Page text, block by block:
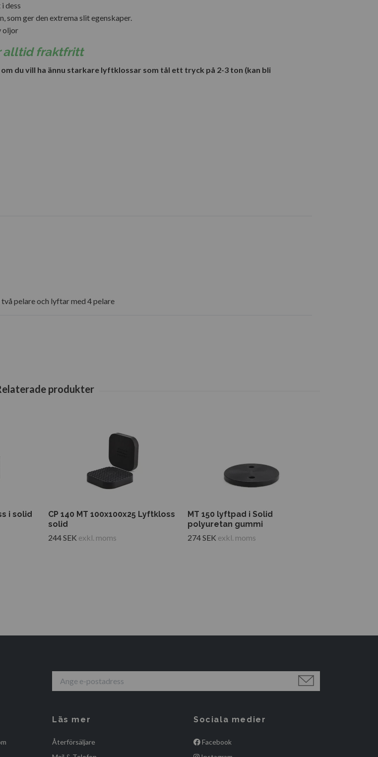
dess
som ger den extrema slit egenskaper.
oljor
alltid fraktfritt
du vill ha ännu starkare lyftklossar som tål ett tryck på 2-3 ton (kan bli
pelare och lyftar med 4 pelare
i solid
CP 140 MT 100x100x25 Lyftkloss
solid
244 SEK exkl. moms
MT 150 lyftpad i Solid
polyuretan gummi
274 SEK exkl. moms
Läs mer
Återförsäljare
Sociala medier
Facebook